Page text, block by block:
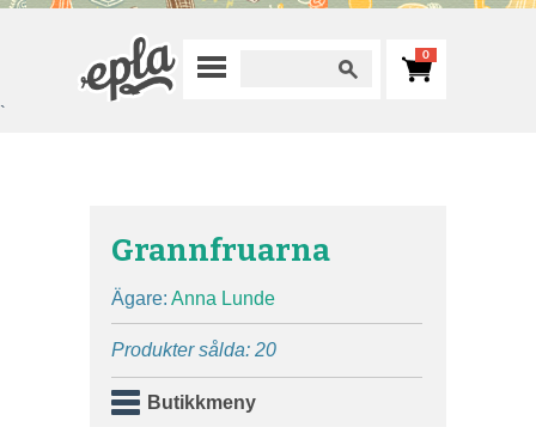
0
`
Grannfruarna
Ägare: Anna Lunde
Produkter sålda: 20
Butikkmeny